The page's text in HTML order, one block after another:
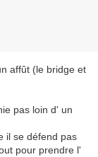
affût (le bridge et
pas loin d' un
il se défend pas
pour prendre l'